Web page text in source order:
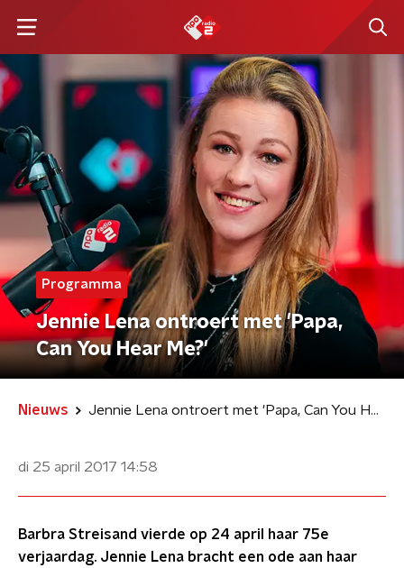
Programma
Jennie Lena ontroert met 'Papa,
Can You Hear Me?'
Nieuws Jennie Lena ontroert met 'Papa, Can You Hear Me?'
di 25 april 2017 14:58
Barbra Streisand vierde op 24 april haar 75e
verjaardag. Jennie Lena bracht een ode aan haar